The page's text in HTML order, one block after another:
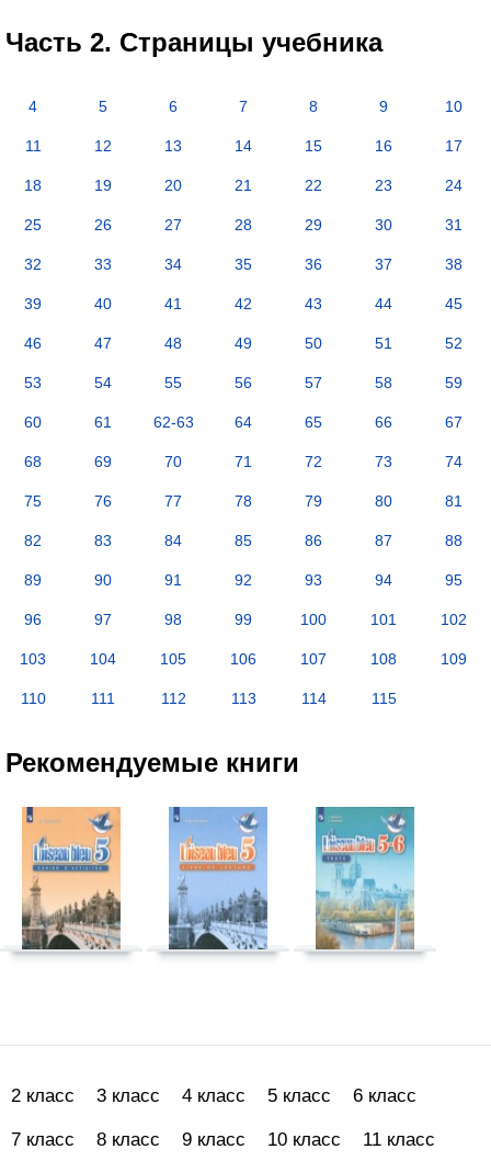
Часть 2. Страницы учебника
4 5 6 7 8 9 10
11 12 13 14 15 16 17
18 19 20 21 22 23 24
25 26 27 28 29 30 31
32 33 34 35 36 37 38
39 40 41 42 43 44 45
46 47 48 49 50 51 52
53 54 55 56 57 58 59
60 61 62-63 64 65 66 67
68 69 70 71 72 73 74
75 76 77 78 79 80 81
82 83 84 85 86 87 88
89 90 91 92 93 94 95
96 97 98 99 100 101 102
103 104 105 106 107 108 109
110 111 112 113 114 115
Рекомендуемые книги
2 класс 3 класс 4 класс 5 класс 6 класс
7 класс 8 класс 9 класс 10 класс 11 класс